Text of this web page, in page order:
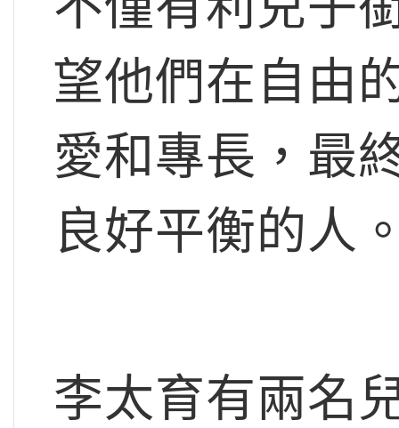
望他們在自由
愛和專長，最
良好平衡的人
李太育有兩名